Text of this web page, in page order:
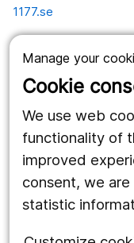
Manage your
Cookie
We use web
functionality of
improved
consent, we
statistic
1177.se
Vårdgivare
Utveckling
Follow us
Facebook